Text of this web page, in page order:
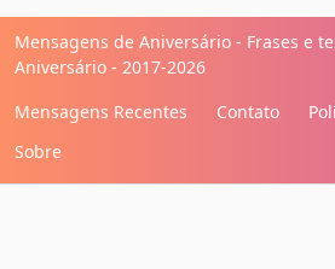
Mensagens de Aniversário - Frases e
Aniversário - 2017-2026
Mensagens Recentes
Contato
Sobre